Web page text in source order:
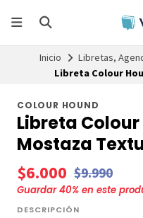
Inicio Libretas,
Libreta Colour
COLOUR HOUND
Libreta
Mostaza
$6.000 $9.990
Guardar40% en este
DESCRIPCIÓN